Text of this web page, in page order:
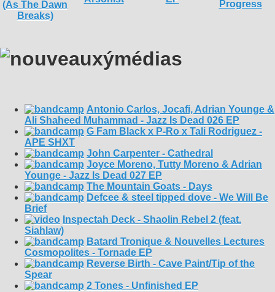
Antonio Carlos, Jocafi, Adrian Younge &
Ali Shaheed Muhammad - Jazz Is Dead 026 EP
G Fam Black x P-Ro x Tali Rodriguez -
APE SHXT
John Carpenter - Cathedral
Joyce Moreno, Tutty Moreno & Adrian
Younge - Jazz Is Dead 027 EP
The Mountain Goats - Days
Defcee & steel tipped dove - We Will Be
Brief
Inspectah Deck - Shaolin Rebel 2 (feat.
Siahlaw)
Batard Tronique & Nouvelles Lectures
Cosmopolites - Tornade EP
Reverse Birth - Cave Paint/Tip of the
Spear
2 Tones - Unfinished EP